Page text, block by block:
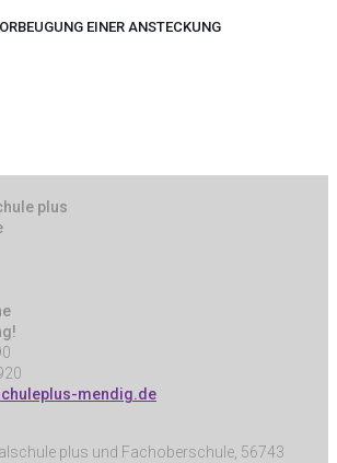
EINER ANSTECKUNG
plus
mendig.de
plus und Fachoberschule, 56743